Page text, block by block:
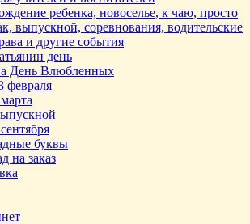
ребенка, новоселье, к чаю, просто
выпускной, соревнования, водительские
и другие события
день
День Влюбленных
февраля
буквы
на заказ